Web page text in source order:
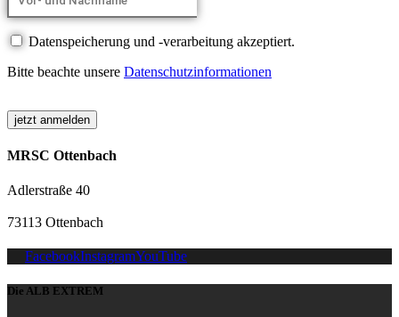
Datenspeicherung und -verarbeitung akzeptiert.
Bitte beachte unsere Datenschutzinformationen
MRSC Ottenbach
Adlerstraße 40
73113 Ottenbach
FacebookInstagramYouTube
Die ALB EXTREM